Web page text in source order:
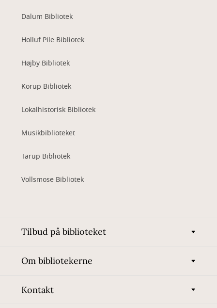
Dalum Bibliotek
Holluf Pile Bibliotek
Højby Bibliotek
Korup Bibliotek
Lokalhistorisk Bibliotek
Musikbiblioteket
Tarup Bibliotek
Vollsmose Bibliotek
Tilbud på biblioteket
Om bibliotekerne
Kontakt